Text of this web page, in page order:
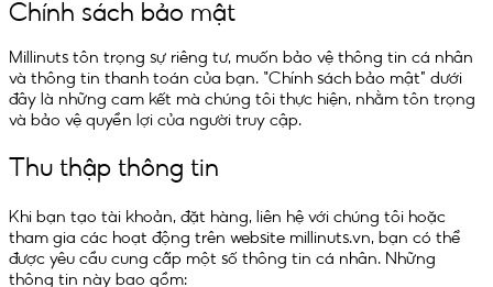
Chính sách bảo mật
Millinuts tôn trọng sự riêng tư, muốn bảo vệ thông tin cá nhân
và thông tin thanh toán của bạn. “Chính sách bảo mật” dưới
đây là những cam kết mà chúng tôi thực hiện, nhằm tôn trọng
và bảo vệ quyền lợi của người truy cập.
Thu thập thông tin
Khi bạn tạo tài khoản, đặt hàng, liên hệ với chúng tôi hoặc
tham gia các hoạt động trên website millinuts.vn, bạn có thể
được yêu cầu cung cấp một số thông tin cá nhân. Những
thông tin này bao gồm: